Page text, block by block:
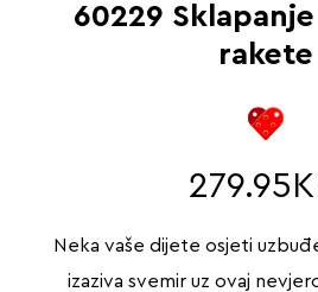
60229
rakete
279.95
Neka vaše dijete osjeti
izaziva svemir uz ovaj